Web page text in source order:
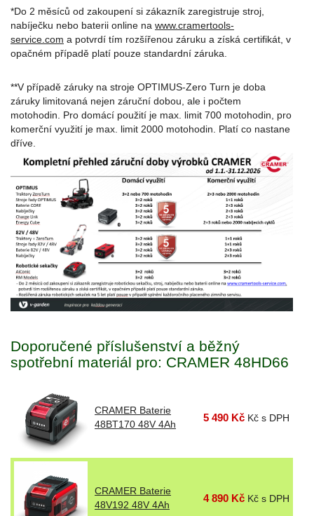
*Do 2 měsíců od zakoupení si zákazník zaregistruje stroj,
nabíječku nebo baterii online na www.cramertools-
service.com a potvrdí tím rozšířenou záruku a získá certifikát, v
opačném případě platí pouze standardní záruka.
**V případě záruky na stroje OPTIMUS-Zero Turn je doba
záruky limitovaná nejen záruční dobou, ale i počtem
motohodin. Pro domácí použití je max. limit 700 motohodin, pro
komerční využití je max. limit 2000 motohodin. Platí co nastane
dříve.
Doporučené příslušenství a běžný
spotřební materiál pro: CRAMER 48HD66
CRAMER Baterie
48BT170 48V 4Ah
5 490 Kč Kč s DPH
CRAMER Baterie
48V192 48V 4Ah
4 890 Kč Kč s DPH